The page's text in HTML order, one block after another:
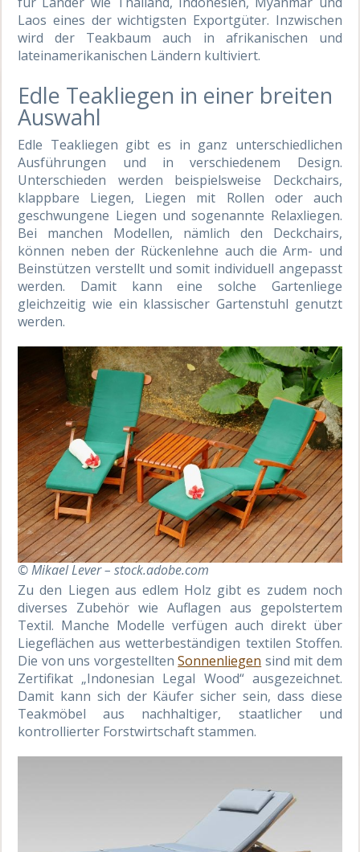
Laos eines der wichtigsten Exportgüter. Inzwischen
wird der Teakbaum auch in afrikanischen und
lateinamerikanischen Ländern kultiviert.
Edle Teakliegen in einer breiten
Auswahl
Edle Teakliegen gibt es in ganz unterschiedlichen
Ausführungen und in verschiedenem Design.
Unterschieden werden beispielsweise Deckchairs,
klappbare Liegen, Liegen mit Rollen oder auch
geschwungene Liegen und sogenannte Relaxliegen.
Bei manchen Modellen, nämlich den Deckchairs,
können neben der Rückenlehne auch die Arm- und
Beinstützen verstellt und somit individuell angepasst
werden. Damit kann eine solche Gartenliege
gleichzeitig wie ein klassischer Gartenstuhl genutzt
werden.
© Mikael Lever – stock.adobe.com
Zu den Liegen aus edlem Holz gibt es zudem noch
diverses Zubehör wie Auflagen aus gepolstertem
Textil. Manche Modelle verfügen auch direkt über
Liegeflächen aus wetterbeständigen textilen Stoffen.
Die von uns vorgestelltenSonnenliegen sind mit dem
Zertifikat „Indonesian Legal Wood“ ausgezeichnet.
Damit kann sich der Käufer sicher sein, dass diese
Teakmöbel aus nachhaltiger, staatlicher und
kontrollierter Forstwirtschaft stammen.